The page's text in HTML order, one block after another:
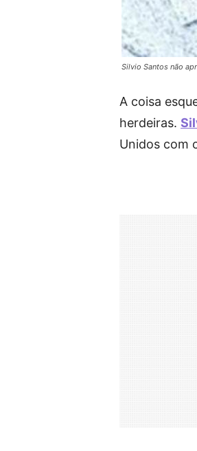
Silvio Santos não
A coisa
herdeiras.
Unidos com